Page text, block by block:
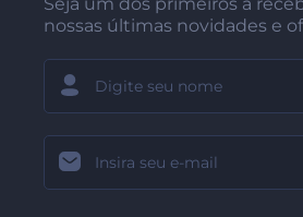
nossas últimas novidades e